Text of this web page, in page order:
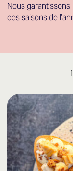
Nous
des saisons de